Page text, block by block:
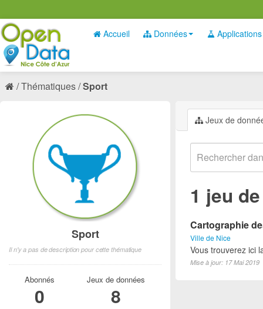
Accueil Données Applications
Thématiques Sport
Jeux de
1 jeu
Cartographie
Ville de Nice
Vous trouverez ici
Mise à jour: 17 Mai 2019
Sport
Il n'y a pas de description pour cette thématique
Abonnés
0
Jeux de données
8